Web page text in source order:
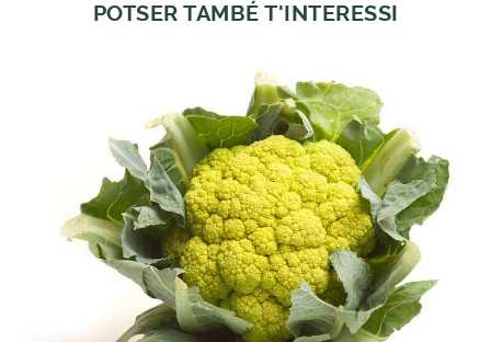
POTSER TAMBÉ T'INTERESSI